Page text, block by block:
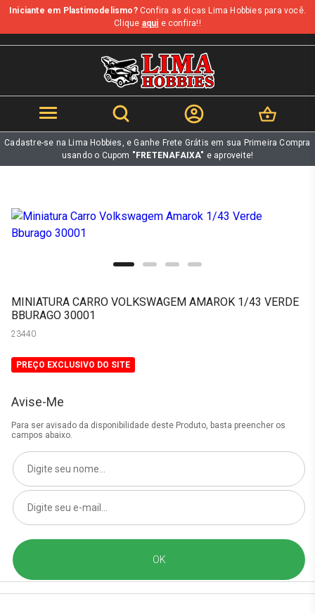
b
Iniciante em Plastimodelismo?Confira as dicas Lima Hobbies para você.
Clique aqui e confira!!
Cadastre-se na Lima Hobbies, e Ganhe Frete Grátis em sua Primeira Compra
usando o Cupom "FRETENAFAIXA" e aproveite!
MINIATURA CARRO VOLKSWAGEM AMAROK 1/43 VERDE
BBURAGO 30001
23440
PREÇO EXCLUSIVO DO SITE
Avise-Me
Para ser avisado da disponibilidade deste Produto, basta preencher os
campos abaixo.